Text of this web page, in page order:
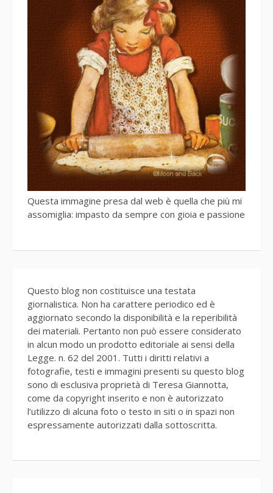
Questa immagine presa dal web è quella che più mi
assomiglia: impasto da sempre con gioia e passione
Questo blog non costituisce una testata
giornalistica. Non ha carattere periodico ed è
aggiornato secondo la disponibilità e la reperibilità
dei materiali. Pertanto non può essere considerato
in alcun modo un prodotto editoriale ai sensi della
Legge. n. 62 del 2001. Tutti i diritti relativi a
fotografie, testi e immagini presenti su questo blog
sono di esclusiva proprietà di Teresa Giannotta,
come da copyright inserito e non è autorizzato
l’utilizzo di alcuna foto o testo in siti o in spazi non
espressamente autorizzati dalla sottoscritta.